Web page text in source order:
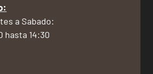
a Sabado:
hasta 14:30